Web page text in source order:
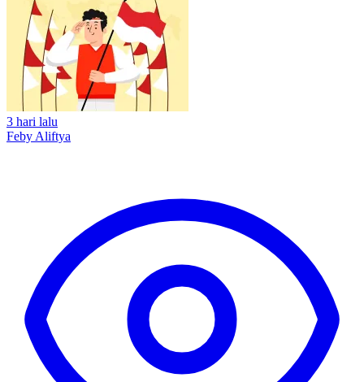
3 hari lalu
Feby Aliftya